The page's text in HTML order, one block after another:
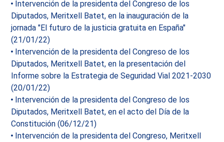
Intervención de la presidenta del Congreso de los
Diputados, Meritxell Batet, en la inauguración de la
jornada "El futuro de la justicia gratuita en España"
(21/01/22)
Intervención de la presidenta del Congreso de los
Diputados, Meritxell Batet, en la presentación del
Informe sobre la Estrategia de Seguridad Vial 2021-2030
(20/01/22)
Intervención de la presidenta del Congreso de los
Diputados, Meritxell Batet, en el acto del Día de la
Constitución (06/12/21)
Intervención de la presidenta del Congreso, Meritxell